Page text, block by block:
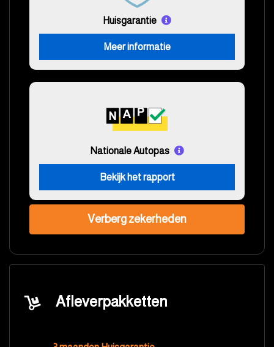
Huisgarantie
Meer informatie
Nationale Autopas
Bekijk het rapport
Verberg zekerheden
Afleverpakketten